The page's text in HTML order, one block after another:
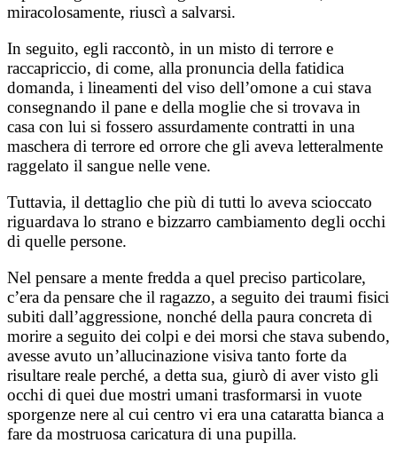
miracolosamente, riuscì a salvarsi.
In seguito, egli raccontò, in un misto di terrore e
raccapriccio, di come, alla pronuncia della fatidica
domanda, i lineamenti del viso dell’omone a cui stava
consegnando il pane e della moglie che si trovava in
casa con lui si fossero assurdamente contratti in una
maschera di terrore ed orrore che gli aveva letteralmente
raggelato il sangue nelle vene.
Tuttavia, il dettaglio che più di tutti lo aveva scioccato
riguardava lo strano e bizzarro cambiamento degli occhi
di quelle persone.
Nel pensare a mente fredda a quel preciso particolare,
c’era da pensare che il ragazzo, a seguito dei traumi fisici
subiti dall’aggressione, nonché della paura concreta di
morire a seguito dei colpi e dei morsi che stava subendo,
avesse avuto un’allucinazione visiva tanto forte da
risultare reale perché, a detta sua, giurò di aver visto gli
occhi di quei due mostri umani trasformarsi in vuote
sporgenze nere al cui centro vi era una cataratta bianca a
fare da mostruosa caricatura di una pupilla.